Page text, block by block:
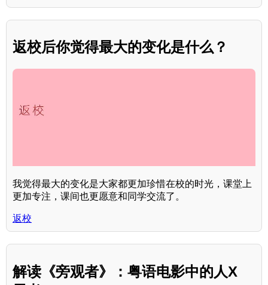
返校后你觉得最大的变化是什么？
我觉得最大的变化是大家都更加珍惜在校的时光，课堂上
更加专注，课间也更愿意和同学交流了。
返校
解读《旁观者》：粤语电影中的人X